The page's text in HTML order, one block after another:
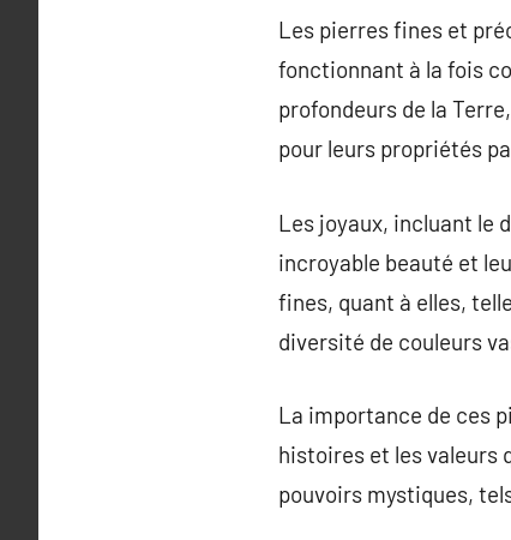
Les pierres fines et
fonctionnant à la fois
profondeurs de la
pour leurs propriétés
Les joyaux, incluant le
incroyable beauté et
fines, quant à elles,
diversité de couleurs
La importance de ces
histoires et les valeurs
pouvoirs mystiques,